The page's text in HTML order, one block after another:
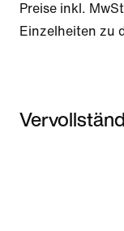
Preise inkl.
Einzelheiten zu